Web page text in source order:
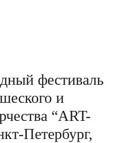
фестиваль
и
“ART-
Петербург,